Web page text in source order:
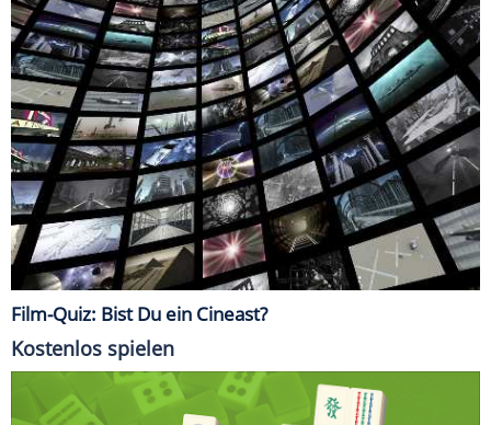
Film-Quiz: Bist Du ein Cineast?
Kostenlos spielen